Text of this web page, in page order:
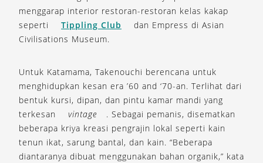
menggarap interior restoran-restoran kelas kakap
seperti
Tippling Club
dan Empress di Asian
Civilisations Museum.
Untuk Katamama, Takenouchi berencana untuk
menghidupkan kesan era ’60 and ‘70-an. Terlihat dari
bentuk kursi, dipan, dan pintu kamar mandi yang
terkesan
vintage
. Sebagai pemanis, disematkan
beberapa kriya kreasi pengrajin lokal seperti kain
tenun ikat, sarung bantal, dan kain. “Beberapa
diantaranya dibuat menggunakan bahan organik,” kata